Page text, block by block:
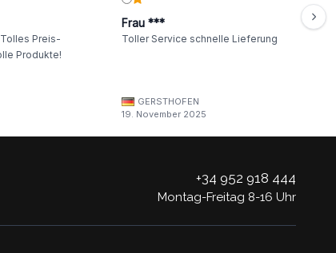
Preis-
Produkte!
Frau ***
Toller Service schnelle Lieferung
GERSTHOFEN
19. November 2025
+34 952 918 444
Montag-Freitag 8-16 Uhr